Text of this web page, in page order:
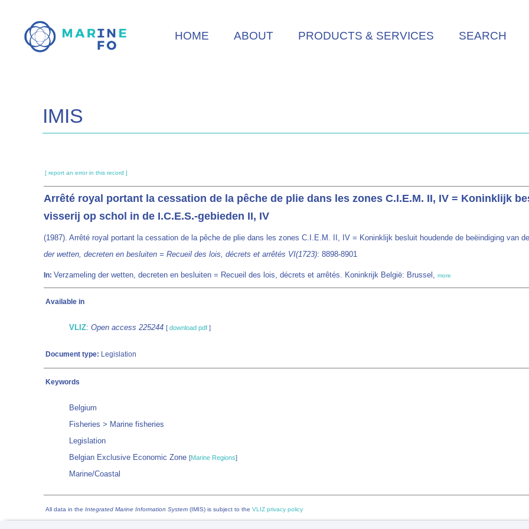
main
HOME ABOUT PRODUCTS & SERVICES SEARCH
IMIS
[ report an error in this record ]
Arrêté royal portant la cessation de la pêche de plie dans les zones C.I.E.M. II, IV = Koninklijk
visserij op schol in de I.C.E.S.-gebieden II, IV
(1987). Arrêté royal portant la cessation de la pêche de plie dans les zones C.I.E.M. II, IV = Koninklijk besluit houdende de beëindiging van
der wetten, decreten en besluiten = Recueil des lois, décrets et arrêtés VI(1723): 8898-8901
In: Verzameling der wetten, decreten en besluiten = Recueil des lois, décrets et arrêtés. Koninkrijk België: Brussel, more
Available in
VLIZ: Open access 225244 [ download pdf ]
Document type: Legislation
Keywords
Belgium
Fisheries > Marine fisheries
Legislation
Belgian Exclusive Economic Zone [Marine Regions]
Marine/Coastal
All data in the Integrated Marine Information System (IMIS) is subject to the VLIZ privacy policy